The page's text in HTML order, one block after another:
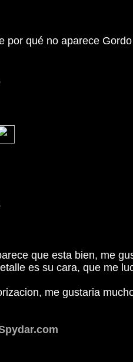
por qué no aparece
que esta bien, me
es su cara, que me
me gustaria